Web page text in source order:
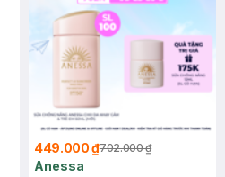
449.000 ₫702.000 ₫
Anessa